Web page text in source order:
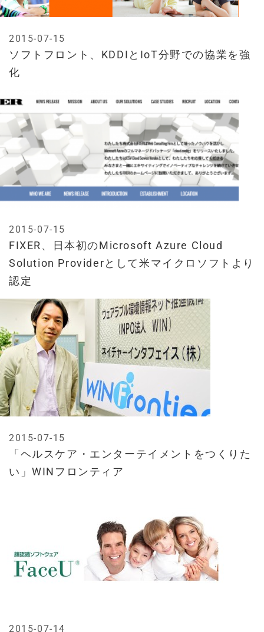
ソフトフロント、KDDIとIoT分野での協業を強
化
2015-07-15
FIXER、日本初のMicrosoft Azure Cloud
Solution Providerとして米マイクロソフトより
認定
2015-07-15
「ヘルスケア・エンターテイメントをつくりた
い」WINフロンティア
2015-07-15
2015-07-14